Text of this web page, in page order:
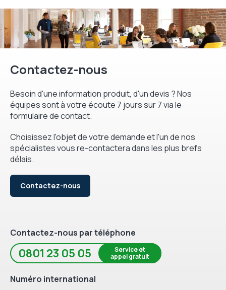
Contactez-nous
Besoin d'une information produit, d'un devis ? Nos
équipes sont à votre écoute 7 jours sur 7 via le
formulaire de contact.
Choisissez l'objet de votre demande et l'un de nos
spécialistes vous re-contactera dans les plus brefs
délais.
Contactez-nous
Contactez-nous par téléphone
0801 23 05 05
Service et
appel gratuit
Numéro international